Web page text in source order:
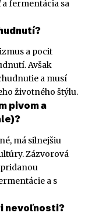
a fermentácia sa
a pocit
Avšak
a musí
životného štýlu.
pivom a
má silnejšiu
Zázvorová
pridanou
a s
nevoľnosti?